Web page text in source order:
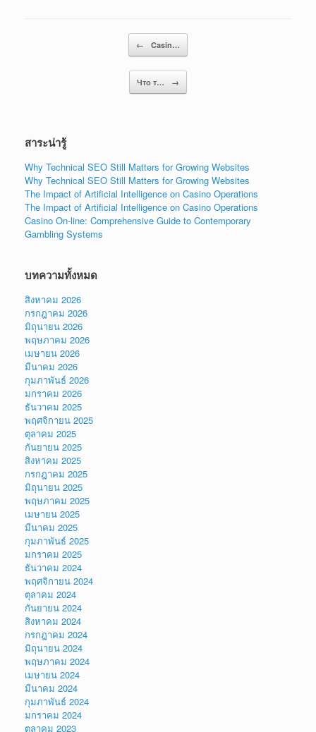
← Casin…
Что т… →
สาระน่ารู้
Why Technical SEO Still Matters for Growing Websites
Why Technical SEO Still Matters for Growing Websites
The Impact of Artificial Intelligence on Casino Operations
The Impact of Artificial Intelligence on Casino Operations
Casino On-line: Comprehensive Guide to Contemporary
Gambling Systems
บทความทั้งหมด
สิงหาคม 2026
กรกฎาคม 2026
มิถุนายน 2026
พฤษภาคม 2026
เมษายน 2026
มีนาคม 2026
กุมภาพันธ์ 2026
มกราคม 2026
ธันวาคม 2025
พฤศจิกายน 2025
ตุลาคม 2025
กันยายน 2025
สิงหาคม 2025
กรกฎาคม 2025
มิถุนายน 2025
พฤษภาคม 2025
เมษายน 2025
มีนาคม 2025
กุมภาพันธ์ 2025
มกราคม 2025
ธันวาคม 2024
พฤศจิกายน 2024
ตุลาคม 2024
กันยายน 2024
สิงหาคม 2024
กรกฎาคม 2024
มิถุนายน 2024
พฤษภาคม 2024
เมษายน 2024
มีนาคม 2024
กุมภาพันธ์ 2024
มกราคม 2024
ตุลาคม 2023